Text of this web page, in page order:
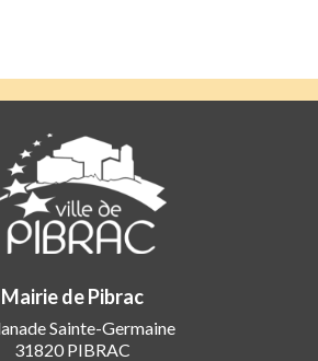
Mairie de Pibrac
Sainte-Germaine
31820 PIBRAC